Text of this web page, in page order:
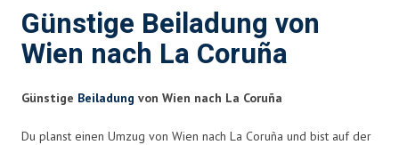
Günstige Beiladung von
Wien nach La Coruña
Günstige Beiladung von Wien nach La Coruña
Du planst einen Umzug von Wien nach La Coruña und bist auf der